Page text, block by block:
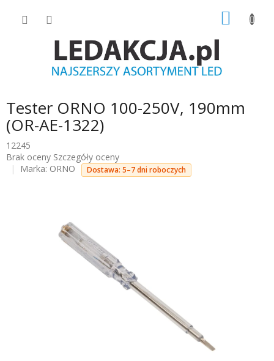
Tester ORNO 100-250V, 190mm
(OR-AE-1322)
12245
Średnia
ocena
Brak oceny Szczegóły oceny
Marka: ORNO Dostawa: 5–7 dni roboczych